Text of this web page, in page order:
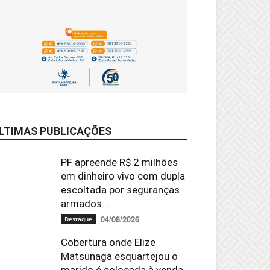
PUBLICAÇÕES
PF apreende R$ 2 milhões
em dinheiro vivo com dupla
escoltada por seguranças
armados...
Destaque 04/08/2026
Cobertura onde Elize
Matsunaga esquartejou o